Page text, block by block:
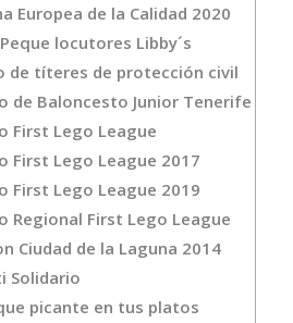
Europea de la Calidad 2020
locutores Libby´s
de títeres de protección civil
de Baloncesto Junior Tenerife
First Lego League
First Lego League 2017
First Lego League 2019
Regional First Lego League
Ciudad de la Laguna 2014
Solidario
picante en tus platos